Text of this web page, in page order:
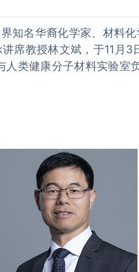
知名华裔化学家、材料
席教授林文斌，于11月3
人类健康分子材料实验室